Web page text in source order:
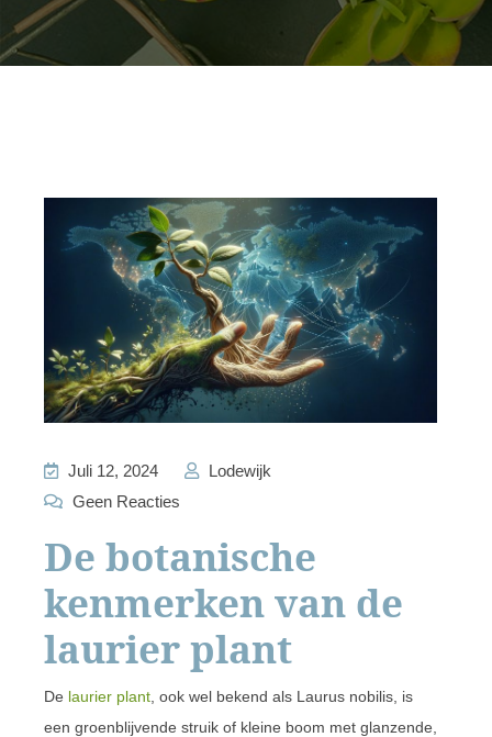
Juli 12, 2024
Lodewijk
Geen Reacties
De botanische
kenmerken van de
laurier plant
De laurier plant , ook wel bekend als Laurus nobilis, is
een groenblijvende struik of kleine boom met glanzende,